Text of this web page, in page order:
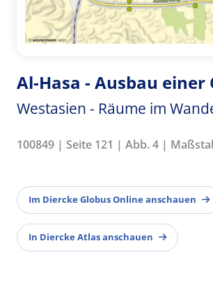
Al-Hasa - Ausbau einer
Westasien - Räume im
100849 | Seite 121 | Abb. 4 |
Im Diercke Globus Online anschauen
In Diercke Atlas anschauen